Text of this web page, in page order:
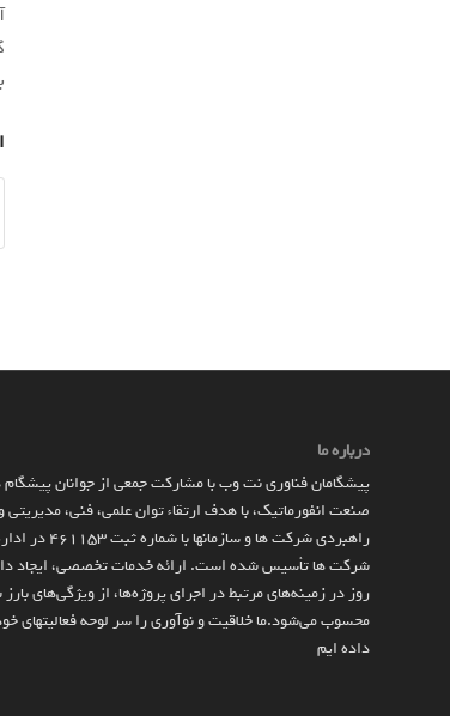
درباره ما
پیشگامان فناوری نت وب با مشارکت جمعی از جوانان پیشگام
صنعت انفورماتیک، با هدف ارتقاء توان علمی، فنی، مدیریتی و
راهبردی شرکت ها و سازمان­ها با
شرکت ها تأسیس شده است. ارائه خدمات تخصصی، ایجاد
روز در زمینه‌های مرتبط در اجرای پروژه‌ها، از ویژگی‌های
محسوب می‌شود.ما خلاقیت و نوآوری را سر لوحه فعالیتهای
داده ایم